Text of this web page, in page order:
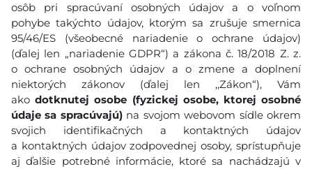
osôb pri spracúvaní osobných údajov a o voľnom
pohybe takýchto údajov, ktorým sa zrušuje smernica
95/46/ES (všeobecné nariadenie o ochrane údajov)
(ďalej len „nariadenie GDPR“) a zákona č. 18/2018 Z. z.
o ochrane osobných údajov a o zmene a doplnení
niektorých zákonov (ďalej len ,,Zákon“), Vám
akodotknutej osobe (fyzickej osobe, ktorej osobné
údaje sa spracúvajú)na svojom webovom sídle okrem
svojich identifikačných a kontaktných údajov
a kontaktných údajov zodpovednej osoby, sprístupňuje
aj ďalšie potrebné informácie, ktoré sa nachádzajú v